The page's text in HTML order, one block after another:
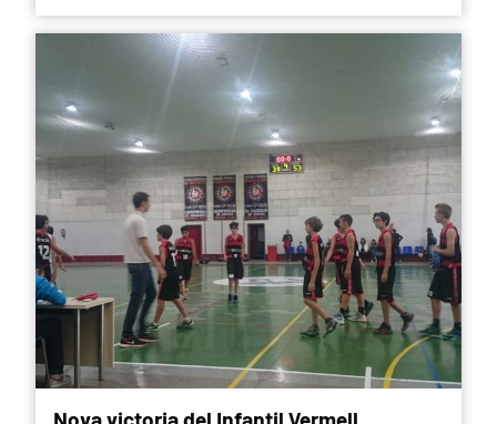
Nova victoria del Infantil Vermell